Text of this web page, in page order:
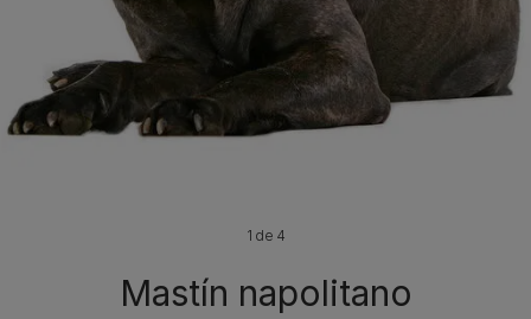
Mastín napolitano
1 de 4